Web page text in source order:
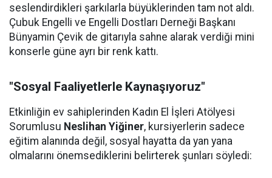
seslendirdikleri şarkılarla büyüklerinden tam not aldı.
Çubuk Engelli ve Engelli Dostları Derneği Başkanı
Bünyamin Çevik de gitarıyla sahne alarak verdiği mini
konserle güne ayrı bir renk kattı.
"Sosyal Faaliyetlerle Kaynaşıyoruz"
Etkinliğin ev sahiplerinden Kadın El İşleri Atölyesi
Sorumlusu Neslihan Yiğiner, kursiyerlerin sadece
eğitim alanında değil, sosyal hayatta da yan yana
olmalarını önemsediklerini belirterek şunları söyledi: